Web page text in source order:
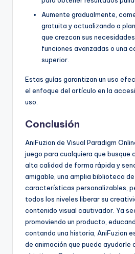
Aumente gradualmente,
gratuita y actualizando a
que crezcan sus
funciones avanzadas o una
superior.
Estas guías garantizan un uso
el enfoque del artículo en la
uso.
Conclusión
AniFuzion de Visual Paradigm
juego para cualquiera que busque
alta calidad de forma rápida y
amigable, una amplia biblioteca
características personalizables,
todos los niveles liberar su
contenido visual cautivador. Ya
promoviendo un producto,
contando una historia, AniFuzion
de animación que puede ayudarle